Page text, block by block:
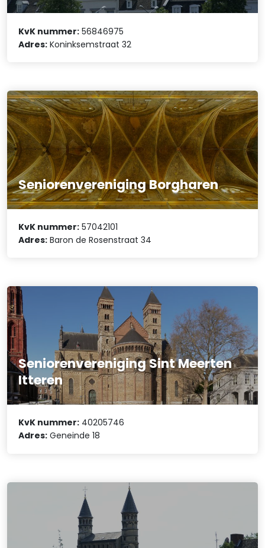
KvK nummer: 56846975
Adres: Koninksemstraat 32
Seniorenvereniging Borgharen
KvK nummer: 57042101
Adres: Baron de Rosenstraat 34
Seniorenvereniging Sint Meerten
Itteren
KvK nummer: 40205746
Adres: Geneinde 18